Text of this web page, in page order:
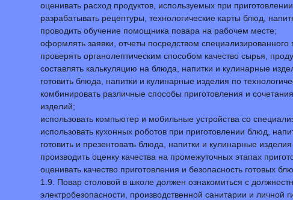
оценивать расход продуктов, используемых при
разрабатывать рецептуры, технологические карты блюд,
проводить обучение помощника повара на рабочем месте;
оформлять заявки, отчеты посредством
проверять органолептическим способом качество сырья,
составлять калькуляцию на блюда, напитки и кулинарные
готовить блюда, напитки и кулинарные изделия по
комбинировать различные способы приготовления и
изделий;
использовать компьютер и мобильные устройства со
использовать кухонных роботов при приготовлении блюд,
готовить и презентовать блюда, напитки и кулинарные
производить оценку качества на промежуточных этапах
оценивать качество приготовления и безопасность готовых
1.9. Повар столовой в школе должен ознакомиться с
электробезопасности, производственной санитарии и